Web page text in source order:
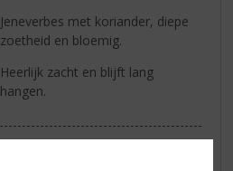
Jeneverbes met koriander, diepe
zoetheid en bloemig.
Heerlijk zacht en blijft lang
hangen.